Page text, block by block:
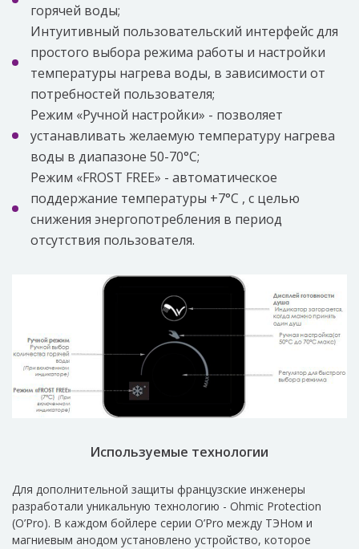
горячей воды;
Интуитивный пользовательский интерфейс для
простого выбора режима работы и настройки
температуры нагрева воды, в зависимости от
потребностей пользователя;
Режим «Ручной настройки» - позволяет
устанавливать желаемую температуру нагрева
воды в диапазоне 50-70°C;
Режим «FROST FREE» - автоматическое
поддержание температуры +7°C , с целью
снижения энергопотребления в период
отсутствия пользователя.
Используемые технологии
Для дополнительной защиты французские инженеры
разработали уникальную технологию - Ohmic Protection
(O’Pro). В каждом бойлере серии O’Pro между ТЭНом и
магниевым анодом установлено устройство, которое